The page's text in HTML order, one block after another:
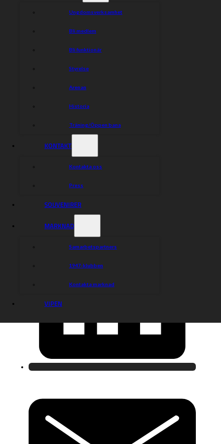
Ungdomsverksamhet
Bli medlem
Bli funktionär
Styrelse
Arenan
Historia
Träning/Öppen bana
KONTAKT
Kontakta oss
Press
SOUVENIRER
MARKNAD
Samarbetspartners
1947-klubben
Kontakta marknad
VIPEN